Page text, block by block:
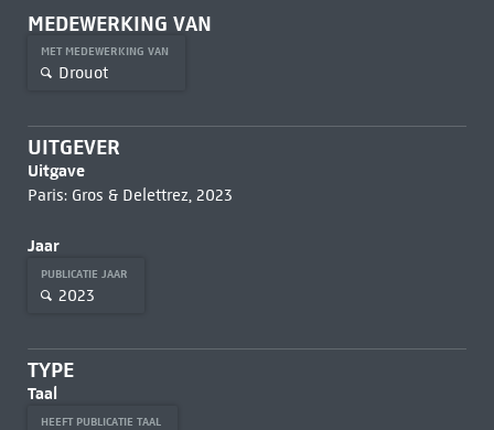
MEDEWERKING VAN
MET MEDEWERKING VAN
Drouot
UITGEVER
Uitgave
Paris: Gros & Delettrez, 2023
Jaar
PUBLICATIE JAAR
2023
TYPE
Taal
HEEFT PUBLICATIE TAAL